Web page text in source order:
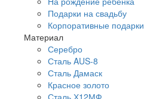
Подарки на свадьбу
Корпоративные подарки
Материал
Серебро
Сталь AUS-8
Сталь Дамаск
Красное золото
Сталь Х12МФ